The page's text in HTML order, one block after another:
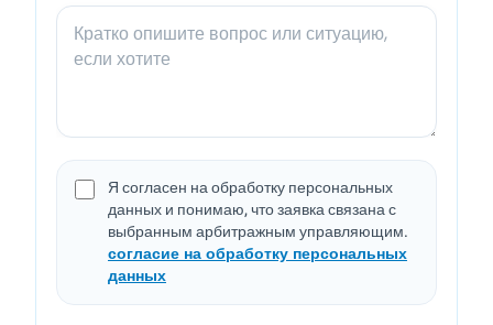
Я согласен на обработку персональных
данных и понимаю, что заявка связана с
выбранным арбитражным управляющим.
согласие на обработку персональных
данных